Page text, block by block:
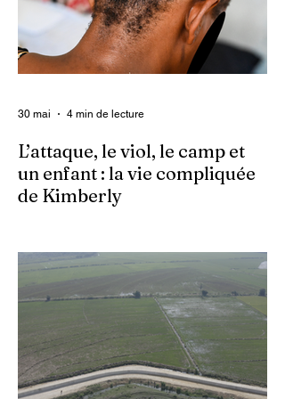
L’attaque, le viol, le camp et
un enfant : la vie compliquée
de Kimberly
armés continuent d’imposer leur loi par la
terreur. Aux côtés des extorsions et des
massacres, le viol demeure l’une des
armes qu’ils utilisent pour asservir les
communautés. Face à cet instrument de
punition et de contrôle qui déshumanise
des milliers de femmes et de filles, ce sont
30 mai 4 min de lecture